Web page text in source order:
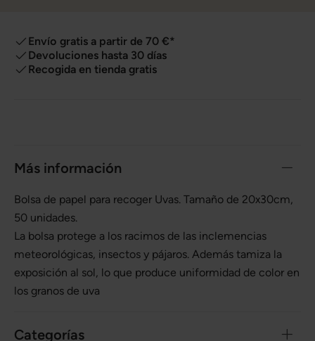
Envío gratis a partir de 70 €*
Devoluciones hasta 30 días
Recogida en tienda gratis
Más información
Bolsa de papel para recoger Uvas. Tamaño de 20x30cm,
50 unidades.
La bolsa protege a los racimos de las inclemencias
meteorológicas, insectos y pájaros. Además tamiza la
exposición al sol, lo que produce uniformidad de color en
los granos de uva
Categorías